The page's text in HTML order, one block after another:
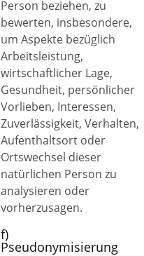
Person beziehen, zu
bewerten, insbesondere,
um Aspekte bezüglich
Arbeitsleistung,
wirtschaftlicher Lage,
Gesundheit, persönlicher
Vorlieben, Interessen,
Zuverlässigkeit, Verhalten,
Aufenthaltsort oder
Ortswechsel dieser
natürlichen Person zu
analysieren oder
vorherzusagen.
f)
Pseudonymisierung